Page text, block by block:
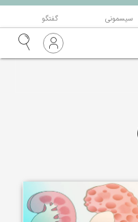
سیسمونی گفتگو